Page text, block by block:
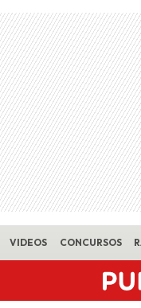
VIDEOS CONCURSOS